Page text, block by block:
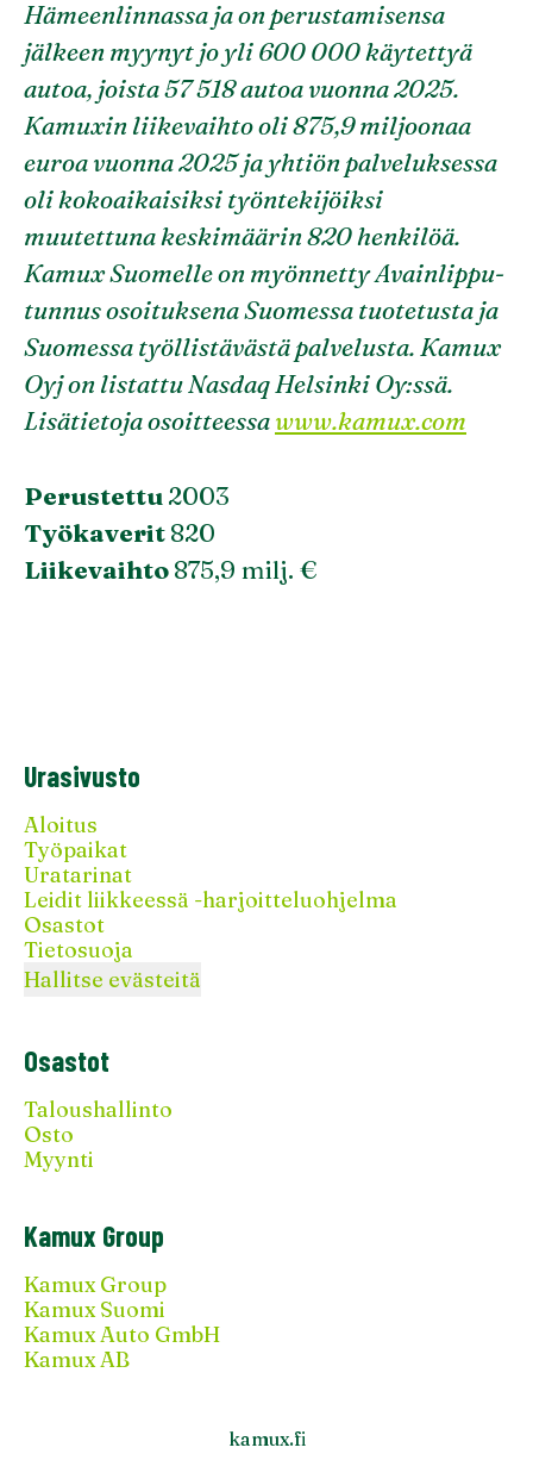
Hämeenlinnassa ja on perustamisensa
jälkeen myynyt jo yli 600 000 käytettyä
autoa, joista 57 518 autoa vuonna 2025.
Kamuxin liikevaihto oli 875,9 miljoonaa
euroa vuonna 2025 ja yhtiön palveluksessa
oli kokoaikaisiksi työntekijöiksi
muutettuna keskimäärin 820 henkilöä.
Kamux Suomelle on myönnetty Avainlippu-
tunnus osoituksena Suomessa tuotetusta ja
Suomessa työllistävästä palvelusta. Kamux
Oyj on listattu Nasdaq Helsinki Oy:ssä.
Lisätietoja osoitteessawww.kamux.com
Perustettu 2003
Työkaverit820
Liikevaihto875,9 milj. €
Urasivusto
Aloitus
Työpaikat
Uratarinat
Leidit liikkeessä -harjoitteluohjelma
Osastot
Tietosuoja
Hallitse evästeitä
Osastot
Taloushallinto
Osto
Myynti
Kamux Group
Kamux Group
Kamux Suomi
Kamux Auto GmbH
Kamux AB
kamux.fi